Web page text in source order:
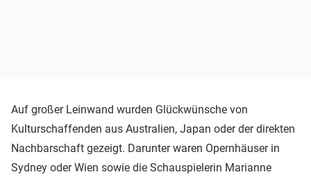
Auf großer Leinwand wurden Glückwünsche von
Kulturschaffenden aus Australien, Japan oder der direkten
Nachbarschaft gezeigt. Darunter waren Opernhäuser in
Sydney oder Wien sowie die Schauspielerin Marianne